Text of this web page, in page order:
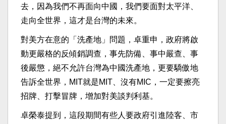
去，因為我們不再面向中國，我們要面對太平洋、
走向全世界，這才是台灣的未來。
對美方在意的「洗產地」問題，卓重申，政府將啟
動更嚴格的反傾銷調查，事先防備、事中嚴查、事
後嚴懲，絕不允許台灣為中國洗產地，更要驕傲地
告訴全世界，MIT就是MIT、沒有MIC，一定要擦亮
招牌、打擊冒牌，增加對美談判利基。
卓榮泰提到，這段期間有些人要政府引進陸客、市